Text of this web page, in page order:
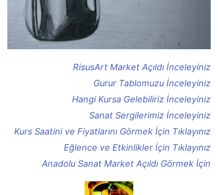
RisusArt Market Açıldı İnceleyiniz
Gurur Tablomuzu İnceleyiniz
Hangi Kursa Gelebiliriz İnceleyiniz
Sanat Sergilerimiz İnceleyiniz
Kurs Saatini ve Fiyatlarını Görmek İçin Tıklayınız
Eğlence ve Etkinlikler İçin Tıklayınız
Anadolu Sanat Market Açıldı Görmek İçin